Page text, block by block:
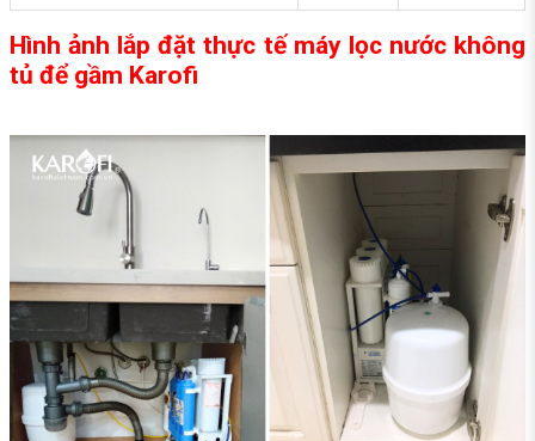
Hình ảnh lắp đặt thực tế máy lọc nước không
tủ để gầm Karofi